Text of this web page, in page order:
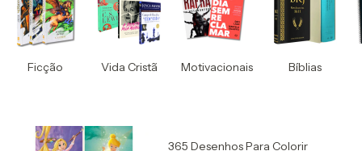
Ficção Vida Cristã Motivacionais Bíblias
365 Desenhos Para Colorir